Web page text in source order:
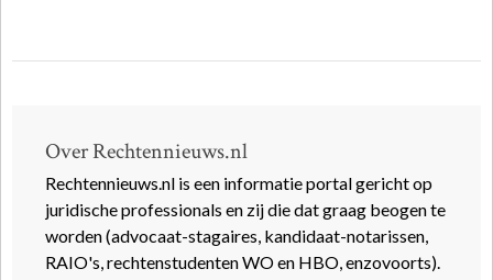
Over Rechtennieuws.nl
Rechtennieuws.nl is een informatie portal gericht op
juridische professionals en zij die dat graag beogen te
worden (advocaat-stagaires, kandidaat-notarissen,
RAIO's, rechtenstudenten WO en HBO, enzovoorts).